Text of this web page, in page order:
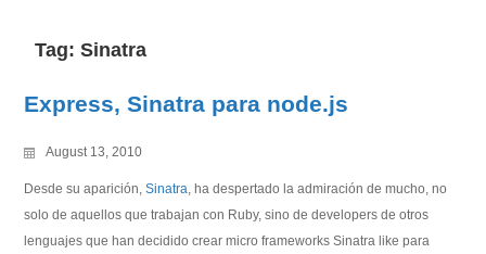
Tag:Sinatra
Express, Sinatra para node.js
August 13, 2010
Desde su aparición,Sinatra, ha despertado la admiración de mucho, no
solo de aquellos que trabajan con Ruby, sino de developers de otros
lenguajes que han decidido crear micro frameworks Sinatra like para